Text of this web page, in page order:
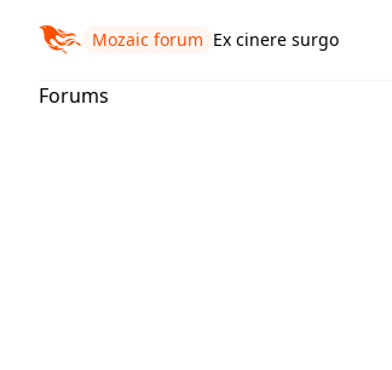
Mozaic forum Ex cinere surgo
Forums